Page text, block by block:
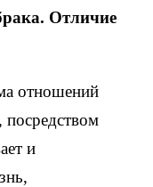
Отличие
отношений
и